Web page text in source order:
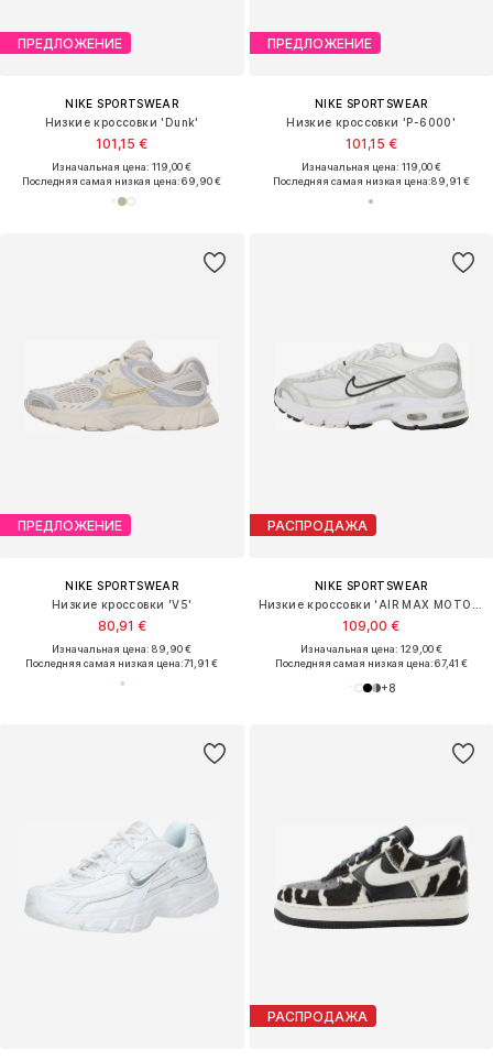
ПРЕДЛОЖЕНИЕ
NIKE SPORTSWEAR
Низкие кроссовки 'Dunk'
101,15 €
Изначальная цена: 119,00 €
Последняя самая низкая цена:69,90 €
ПРЕДЛОЖЕНИЕ
NIKE SPORTSWEAR
Низкие кроссовки 'P-6000'
101,15 €
Изначальная цена: 119,00 €
Последняя самая низкая цена:89,91 €
ПРЕДЛОЖЕНИЕ
NIKE SPORTSWEAR
Низкие кроссовки 'V5'
80,91 €
Изначальная цена: 89,90 €
Последняя самая низкая цена:71,91 €
РАСПРОДАЖА
NIKE SPORTSWEAR
109,00 €
Изначальная цена: 129,00 €
Последняя самая низкая цена:67,41 €
+8
РАСПРОДАЖА